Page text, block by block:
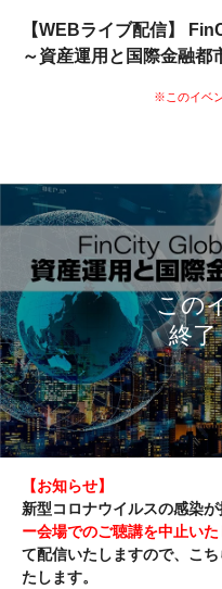
【WEBライブ配信】
～資産運用と国際金融都
【お知らせ】
新型コロナウイルスの感染
ー会場でのご聴講を中止いた
て配信いたしますので、こ
たします。